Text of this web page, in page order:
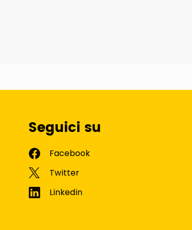
Seguici su